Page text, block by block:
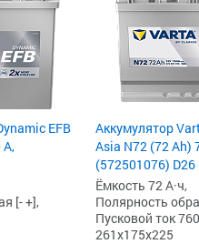
EFB
А,
[- +],
Аккумулятор
Asia N72 (72 Ah)
(572501076) D26
Ёмкость 72 А·ч,
Полярность
Пусковой ток
261x175x225